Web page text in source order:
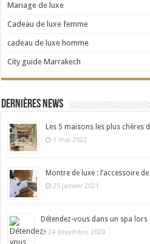
Mariage de luxe
Cadeau de luxe femme
cadeau de luxe homme
City guide Marrakech
Dernières news
Les 5 maisons les plus chères
1 mai 2022
Montre de luxe : l’accessoire
25 janvier 2021
Détendez-vous dans un spa
24 décembre 2020